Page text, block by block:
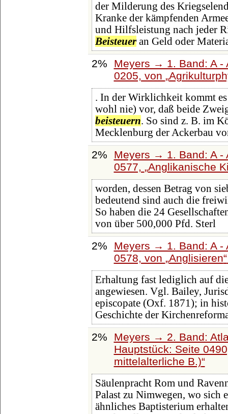
der Milderung des
Kranke der kämpfenden
und Hilfsleistung nach jeder
Beisteueran Geld oder
2%
Meyers → 1. Band: A -
0205, von
. In der Wirklichkeit kommt
wohl nie) vor, daß beide
beisteuern. So sind z. B. im
Mecklenburg der Ackerbau
2%
Meyers → 1. Band: A -
0577,
Anglikanische
worden, dessen Betrag von
bedeutend sind auch die
So haben die 24
von über 500,000 Pfd. Sterl
2%
Meyers → 1. Band: A -
0578, von Anglisieren
Erhaltung fast lediglich auf
angewiesen. Vgl. Bailey,
episcopate (Oxf. 1871); in
Geschichte der
2%
Meyers → 2. Band:
Hauptstück: Seite
mittelalterliche B.)
Säulenpracht Rom und
Palast zu Nimwegen, wo sich
ähnliches Baptisterium